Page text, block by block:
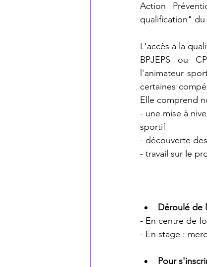
Action
qualification" du
L'accès à la
BPJEPS ou
l'animateur
certaines
Elle comprend
- une mise à
sportif
- découverte
- travail sur le
Déroulé de
- En centre de
- En stage :
Pour